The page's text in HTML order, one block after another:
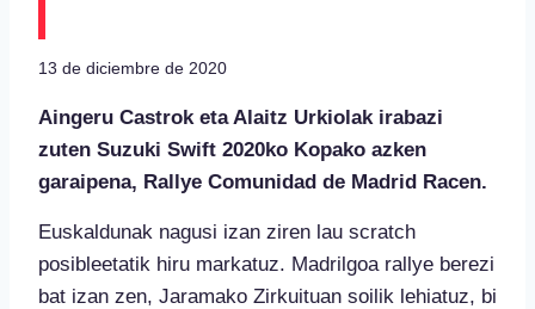
13 de diciembre de 2020
Aingeru Castrok eta Alaitz Urkiolak irabazi
zuten Suzuki Swift 2020ko Kopako azken
garaipena, Rallye Comunidad de Madrid Racen.
Euskaldunak nagusi izan ziren lau scratch
posibleetatik hiru markatuz. Madrilgoa rallye berezi
bat izan zen, Jaramako Zirkuituan soilik lehiatuz, bi